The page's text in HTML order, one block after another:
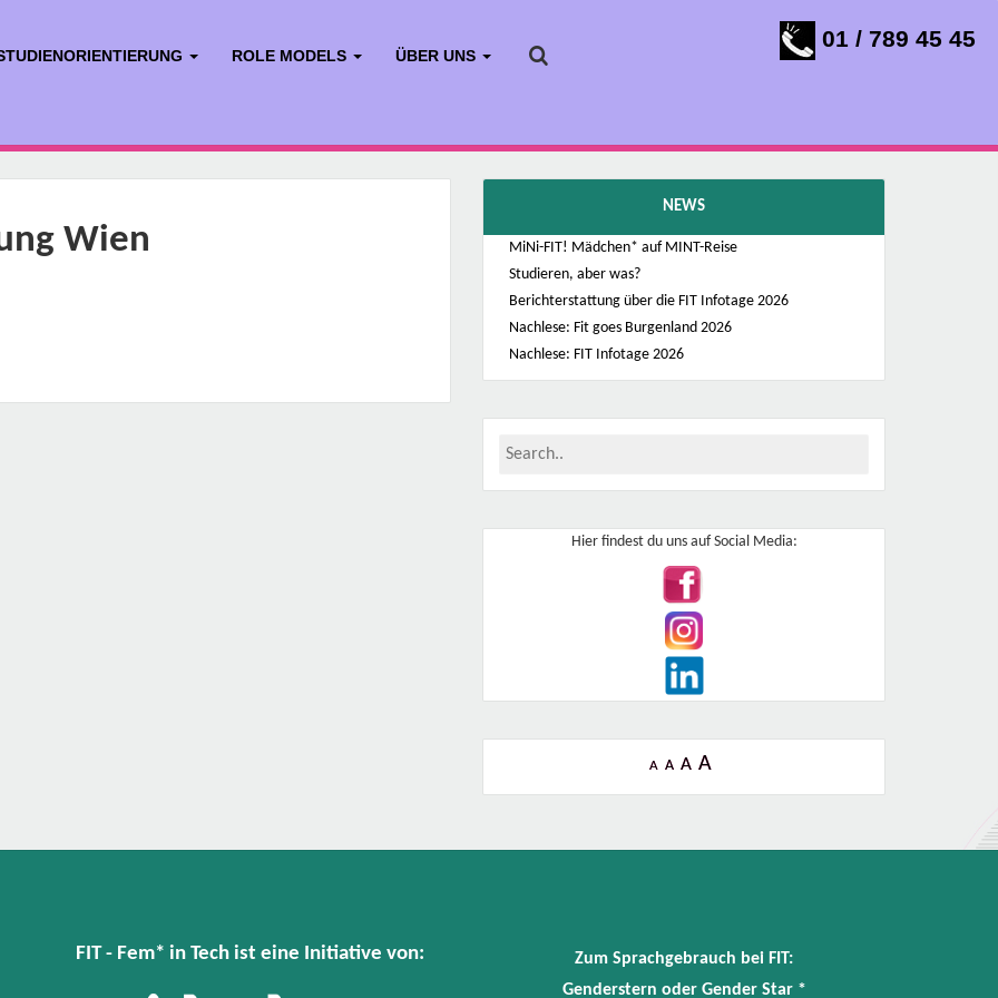
01 / 789 45 45
ROLE MODELS ÜBER UNS
Wien
NEWS
MiNi-FIT! Mädchen* auf MINT-Reise
Studieren, aber was?
Berichterstattung über die FIT Infotage 2026
Nachlese: Fit goes Burgenland 2026
Nachlese: FIT Infotage 2026
Hier findest du uns auf Social Media:
A A A A
FIT - Fem* in Tech ist eine Initiative von:
Zum Sprachgebrauch bei FIT:
Genderstern oder Gender Star *